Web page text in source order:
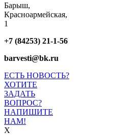
Барыш,
Красноармейская,
1
+7 (84253) 21-1-56
barvesti@bk.ru
ЕСТЬ НОВОСТЬ?
ХОТИТЕ
ЗАДАТЬ
ВОПРОС?
НАПИШИТЕ
НАМ!
X